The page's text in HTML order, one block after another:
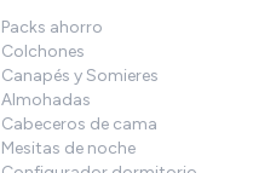
Packs ahorro
Colchones
Canapés y Somieres
Almohadas
Cabeceros de cama
Mesitas de noche